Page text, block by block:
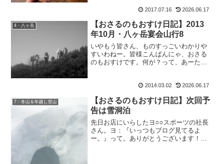
しい筋肉をお持ちです...
2017.07.16 2026.06.17
4・八ヶ岳
【おさるのもおすけ日記】2013
年10月・八ヶ岳宴会山行8
いやもう皆さん、ものすっごいわかりや
すいわねー。皆様こんばんにゃ、おさる
のもおすけです。何が？って、あーた。
クインすることもなかったのに、宴会山
2014.03.02 2026.06.17
7・冬山＆年越し登山
【おさるのもおすけ日記】次回予
告は雪洞泊
先日お店にいらしたヨ○○スポーツの社長
さん。ヨ：『いっつもブログ見てるよ
ー。』って。ありがとうございます！